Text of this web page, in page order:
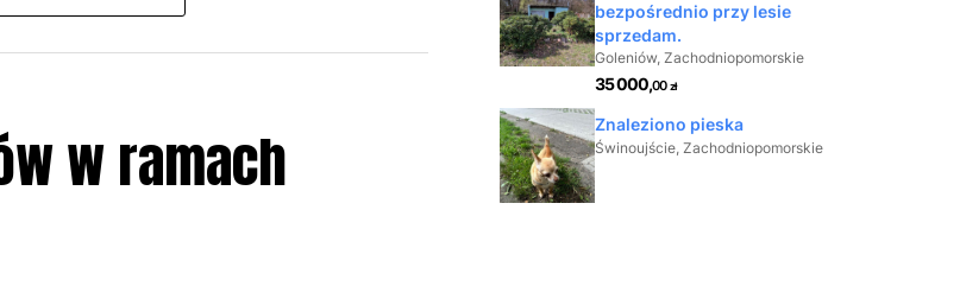
włączenia się w aktywne
grillu.Na wydarzenie obowiązują
w ramach